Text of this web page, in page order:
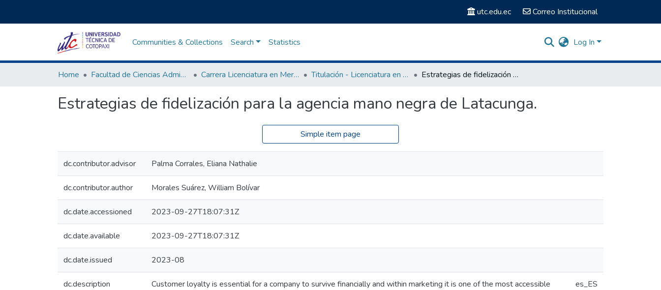
utc.edu.ec Correo Institucional
Communities & Collections Search Statistics Log In
Home Facultad de Ciencias Administrativas y Económicas Carrera Licenciatura en Mercadotecnia Titulación - Licenciatura en Mercadotecnia Estrategias de fidelización para la agencia mano negra de Latacunga.
Estrategias de fidelización para la agencia mano negra de Latacunga.
Simple item page
dc.contributor.advisor Palma Corrales, Eliana Nathalie
dc.contributor.author Morales Suárez, William Bolívar
dc.date.accessioned 2023-09-27T18:07:31Z
dc.date.available 2023-09-27T18:07:31Z
dc.date.issued 2023-08
dc.description
Customer loyalty is essential for a company to survive financially and within marketing it is one of the most accessible
es_ES